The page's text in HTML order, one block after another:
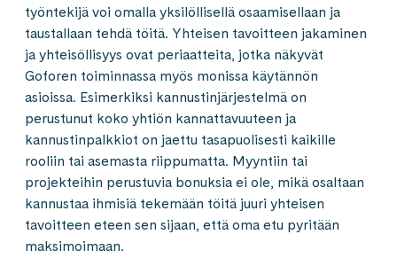
työntekijä voi omalla yksilöllisellä osaamisellaan ja
taustallaan tehdä töitä. Yhteisen tavoitteen jakaminen
ja yhteisöllisyys ovat periaatteita, jotka näkyvät
Goforen toiminnassa myös monissa käytännön
asioissa. Esimerkiksi kannustinjärjestelmä on
perustunut koko yhtiön kannattavuuteen ja
kannustinpalkkiot on jaettu tasapuolisesti kaikille
rooliin tai asemasta riippumatta. Myyntiin tai
projekteihin perustuvia bonuksia ei ole, mikä osaltaan
kannustaa ihmisiä tekemään töitä juuri yhteisen
tavoitteen eteen sen sijaan, että oma etu pyritään
maksimoimaan.